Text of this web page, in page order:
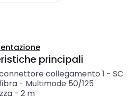
principali
collegamento 1 - SC
- Multimode 50/125
- 2 m